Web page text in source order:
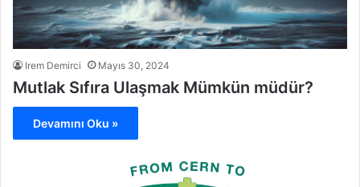
Irem Demirci Mayıs 30, 2024
Mutlak Sıfıra Ulaşmak Mümkün müdür?
Devamını Oku »